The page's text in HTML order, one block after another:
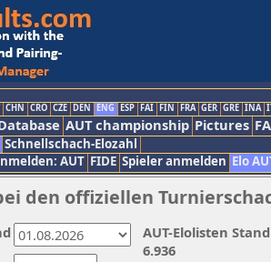
CHN CRO CZE DEN ENG ESP FAI FIN FRA GER GRE INA
AUT championship Pictures
Schnellschach-Elozahl
AUT FIDE Spieler anmelden Elo
den offiziellen
AUT-Elolisten
6.936